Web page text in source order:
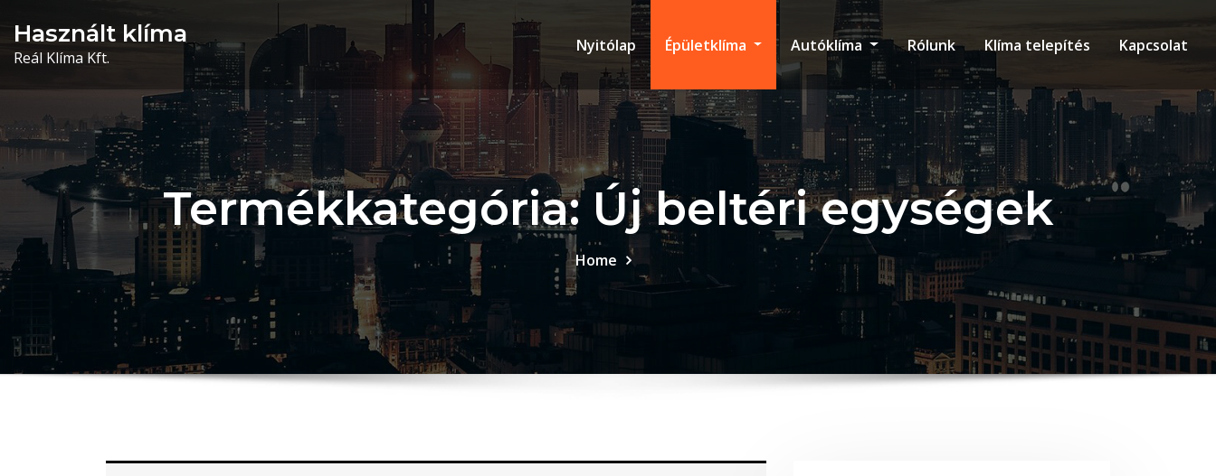
content
Használt klíma
Reál Klíma Kft.
Nyitólap Épületklíma Autóklíma Rólunk Klíma telepítés Kapcsolat
Termékkategória: Új beltéri egységek
Home